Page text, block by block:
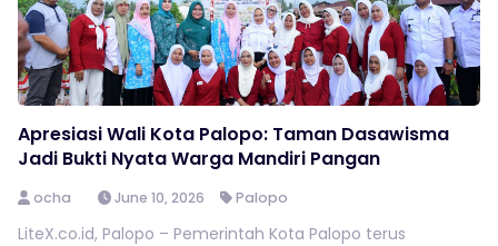
Apresiasi Wali Kota Palopo: Taman Dasawisma
Jadi Bukti Nyata Warga Mandiri Pangan
ocha June 10, 2026 Palopo
LiteX.co.id, Palopo – Pemerintah Kota Palopo terus